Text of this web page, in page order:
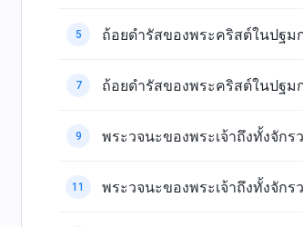
5 ถ้อยดำรัสของพระคริสต์ในปฐม
7 ถ้อยดำรัสของพระคริสต์ในปฐม
9 พระวจนะของพระเจ้าถึงทั้งจัก
11 พระวจนะของพระเจ้าถึงทั้งจัก